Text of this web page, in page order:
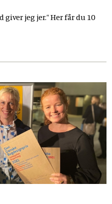
jeg jer.” Her får du 10